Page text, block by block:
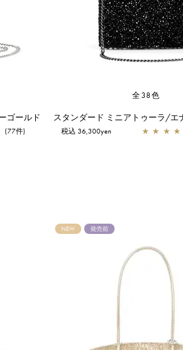
ゴールド
(77件)
全38色
スタンダード ミニアトゥーラ/エ
税込 36,300yen ★ ★ ★ ★
NEW 発売前